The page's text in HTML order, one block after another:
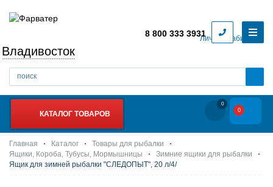
Личный кабинет
Владивосток
8 800 333 3931
КАТАЛОГ ТОВАРОВ
0
0
Главная Каталог
Товары для рыбалки
Ящики, Короба, Тубусы, Мормышницы
Зимние ящики для рыбалки
Ящик для зимней рыбалки "СЛЕДОПЫТ", 20 л/4/